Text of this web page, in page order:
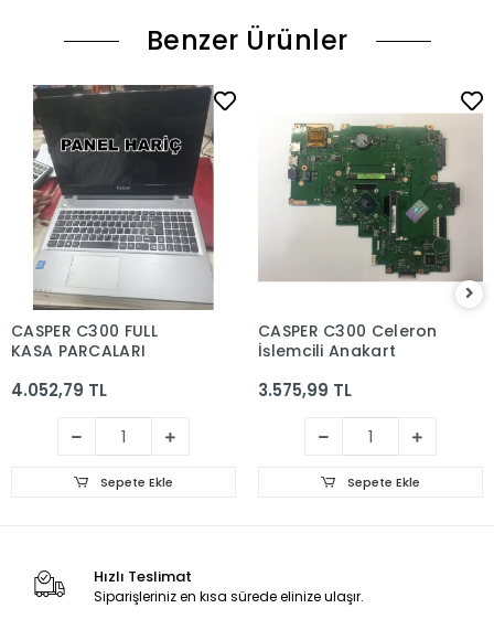
Benzer Ürünler
CASPER C300 FULL
KASA PARCALARI
4.052,79 TL
Sepete Ekle
CASPER C300 Celeron
İşlemcili Anakart
3.575,99 TL
Sepete Ekle
Hızlı Teslimat
Siparişleriniz en kısa sürede elinize ulaşır.